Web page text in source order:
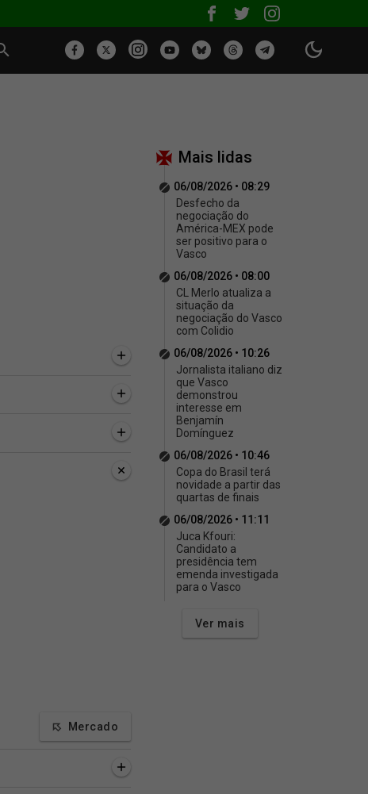
Mercado
Mais lidas
06/08/2026 • 08:29
Desfecho da
negociação do
América-MEX pode
ser positivo para o
Vasco
06/08/2026 • 08:00
CL Merlo atualiza a
situação da
negociação do Vasco
com Colidio
06/08/2026 • 10:26
Jornalista italiano diz
que Vasco
demonstrou
interesse em
Benjamín
Domínguez
06/08/2026 • 10:46
Copa do Brasil terá
novidade a partir das
quartas de finais
06/08/2026 • 11:11
Juca Kfouri:
Candidato a
presidência tem
emenda investigada
para o Vasco
Ver mais